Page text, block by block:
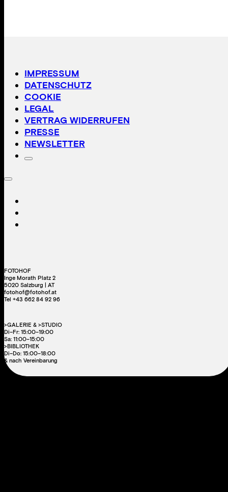
IMPRESSUM
DATENSCHUTZ
COOKIE
LEGAL
VERTRAG WIDERRUFEN
PRESSE
NEWSLETTER
FOTOHOF
Inge Morath Platz 2
5020 Salzburg | AT
fotohof@fotohof.at
Tel +43 662 84 92 96
>GALERIE & >STUDIO
Di–Fr: 15:00–19:00
Sa: 11:00–15:00
>BIBLIOTHEK
Di–Do: 15:00–18:00
& nach Vereinbarung